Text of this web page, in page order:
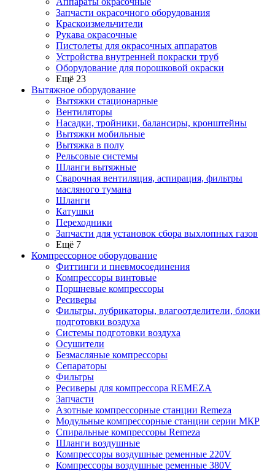
Запчасти окрасочного оборудования
Краскоизмельчители
Рукава окрасочные
Пистолеты для окрасочных аппаратов
Устройства внутренней покраски труб
Оборудование для порошковой окраски
Ещё 23
Вытяжное оборудование
Вытяжки стационарные
Вентиляторы
Насадки, тройники, балансиры, кронштейны
Вытяжки мобильные
Вытяжка в полу
Рельсовые системы
Шланги вытяжные
Сварочная вентиляция, аспирация, фильтры
масляного тумана
Шланги
Катушки
Переходники
Запчасти для установок сбора выхлопных газов
Ещё 7
Компрессорное оборудование
Фиттинги и пневмосоединения
Компрессоры винтовые
Поршневые компрессоры
Ресиверы
Фильтры, лубрикаторы, влагоотделители, блоки
подготовки воздуха
Системы подготовки воздуха
Осушители
Безмасляные компрессоры
Сепараторы
Фильтры
Ресиверы для компрессора REMEZA
Запчасти
Азотные компрессорные станции Remeza
Модульные компрессорные станции серии МКР
Спиральные компрессоры Remeza
Шланги воздушные
Компрессоры воздушные ременные 220V
Компрессоры воздушные ременные 380V